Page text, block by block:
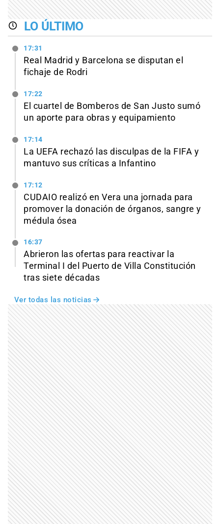
LO ÚLTIMO
17:31
Real Madrid y Barcelona se disputan el
fichaje de Rodri
17:22
El cuartel de Bomberos de San Justo sumó
un aporte para obras y equipamiento
17:14
La UEFA rechazó las disculpas de la FIFA y
mantuvo sus críticas a Infantino
17:12
CUDAIO realizó en Vera una jornada para
promover la donación de órganos, sangre y
médula ósea
16:37
Abrieron las ofertas para reactivar la
Terminal I del Puerto de Villa Constitución
tras siete décadas
Ver todas las noticias